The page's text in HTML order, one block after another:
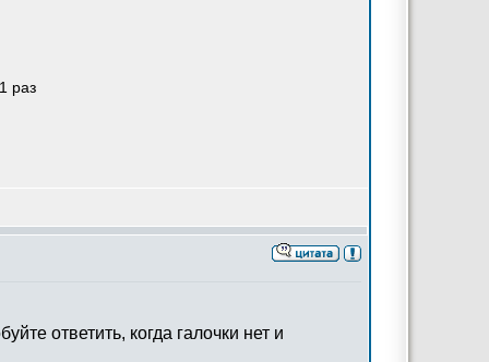
раз
ответить, когда галочки нет и